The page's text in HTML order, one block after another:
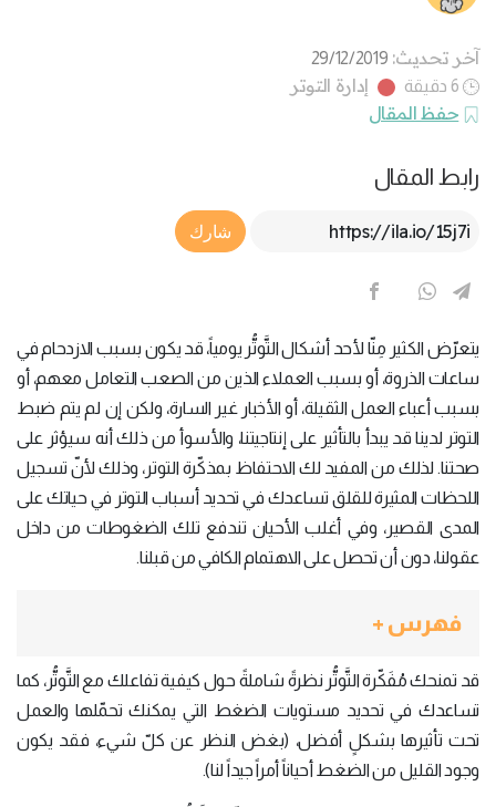
آخر تحديث: 29/12/2019
6 دقيقة
إدارة التوتر
حفظ المقال
رابط المقال
Article Link
شارك
يتعرّض الكثير مِنّا لأحد أشكال التَّوتُّر يومياً، قد يكون بسبب الازدحام في
ساعات الذروة، أو بسبب العملاء الذين من الصعب التعامل معهم، أو
بسبب أعباء العمل الثقيلة، أو الأخبار غير السارة، ولكن إن لم يتم ضبط
التوتر لدينا قد يبدأ بالتأثير على إنتاجيتنا، والأسوأ من ذلك أنه سيؤثر على
صحتنا. لذلك من المفيد لك الاحتفاظ بمذكّرة التوتر، وذلك لأنّ تسجيل
اللحظات المثيرة للقلق تساعدك في تحديد أسباب التوتر في حياتك على
المدى القصير، وفي أغلب الأحيان تندفع تلك الضغوطات من داخل
عقولنا، دون أن تحصل على الاهتمام الكافي من قبلنا.
فهرس +
قد تمنحك مُفَكّرة التَّوتُّر نظرةً شاملةً حول كيفية تفاعلك مع التَّوتُّر، كما
تساعدك في تحديد مستويات الضغط التي يمكنك تحمّلها والعمل
تحت تأثيرها بشكلٍ أفضل، (بغض النظر عن كلّ شيء، فقد يكون
وجود القليل من الضغط أحياناً أمراً جيداً لنا).